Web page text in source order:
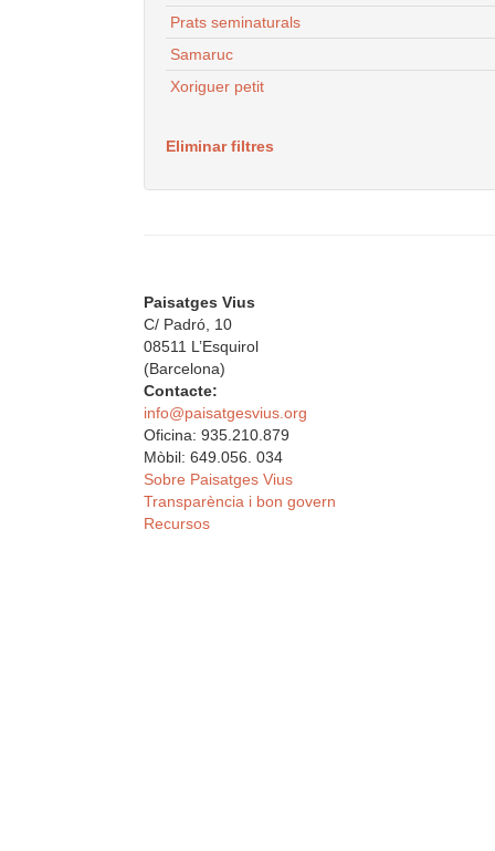
Prats seminaturals
Samaruc
Xoriguer petit
Eliminar filtres
Paisatges Vius
C/ Padró, 10
08511 L’Esquirol
(Barcelona)
Contacte:
info@paisatgesvius.org
Oficina: 935.210.879
Mòbil: 649.056. 034
Sobre Paisatges Vius
Transparència i bon govern
Recursos